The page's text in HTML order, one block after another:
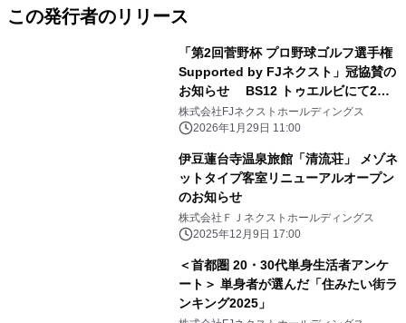
この発行者のリリース
「第2回菅野杯 プロ野球ゴルフ選手権
Supported by FJネクスト」冠協賛の
お知らせ BS12 トゥエルビにて2月1
日(日)よる7：00～放送
株式会社FJネクストホールディングス
2026年1月29日 11:00
伊豆蓮台寺温泉旅館「清流荘」 メゾネ
ットタイプ客室リニューアルオープン
のお知らせ
株式会社ＦＪネクストホールディングス
2025年12月9日 17:00
＜首都圏 20・30代単身生活者アンケ
ート＞ 単身者が選んだ「住みたい街ラ
ンキング2025」